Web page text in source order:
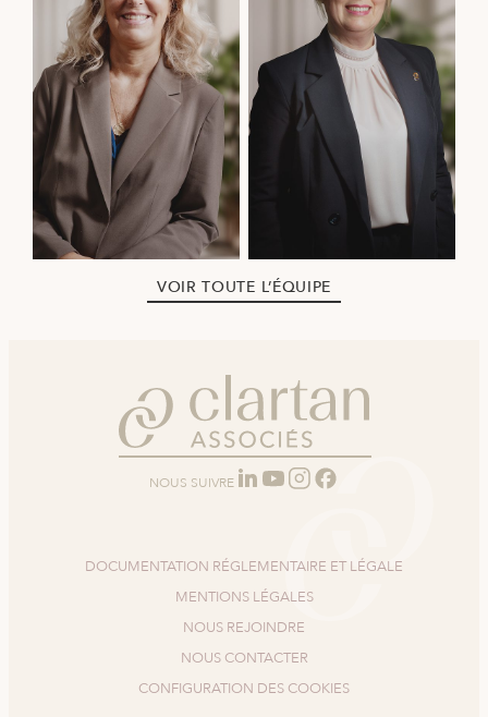
VOIR TOUTE L’ÉQUIPE
NOUS SUIVRE
DOCUMENTATION RÉGLEMENTAIRE ET LÉGALE
MENTIONS LÉGALES
NOUS REJOINDRE
NOUS CONTACTER
CONFIGURATION DES COOKIES